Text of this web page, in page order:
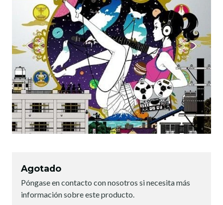
Agotado
Póngase en contacto con nosotros si necesita más
información sobre este producto.